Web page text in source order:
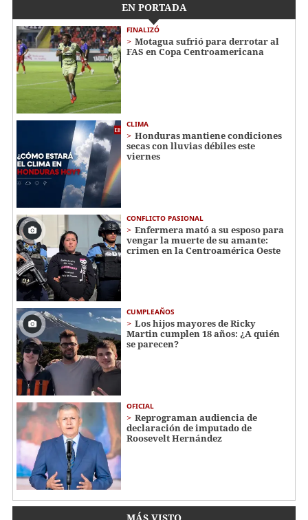
EN PORTADA
FINALIZÓ
Motagua sufrió para derrotar al
FAS en Copa Centroamericana
CLIMA
Honduras mantiene condiciones
secas con lluvias débiles este
viernes
CONFLICTO PASIONAL
Enfermera mató a su esposo para
vengar la muerte de su amante:
crimen en la Centroamérica Oeste
CUMPLEAÑOS
Los hijos mayores de Ricky
Martin cumplen 18 años: ¿A quién
se parecen?
OFICIAL
Reprograman audiencia de
declaración de imputado de
Roosevelt Hernández
MÁS VISTO